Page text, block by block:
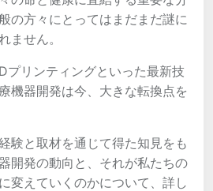
の方々にとってはまだまだ謎に
ません。
プリンティングといった最新技
機器開発は今、大きな転換点を
験と取材を通じて得た知見をも
開発の動向と、それが私たちの
変えていくのかについて、詳し